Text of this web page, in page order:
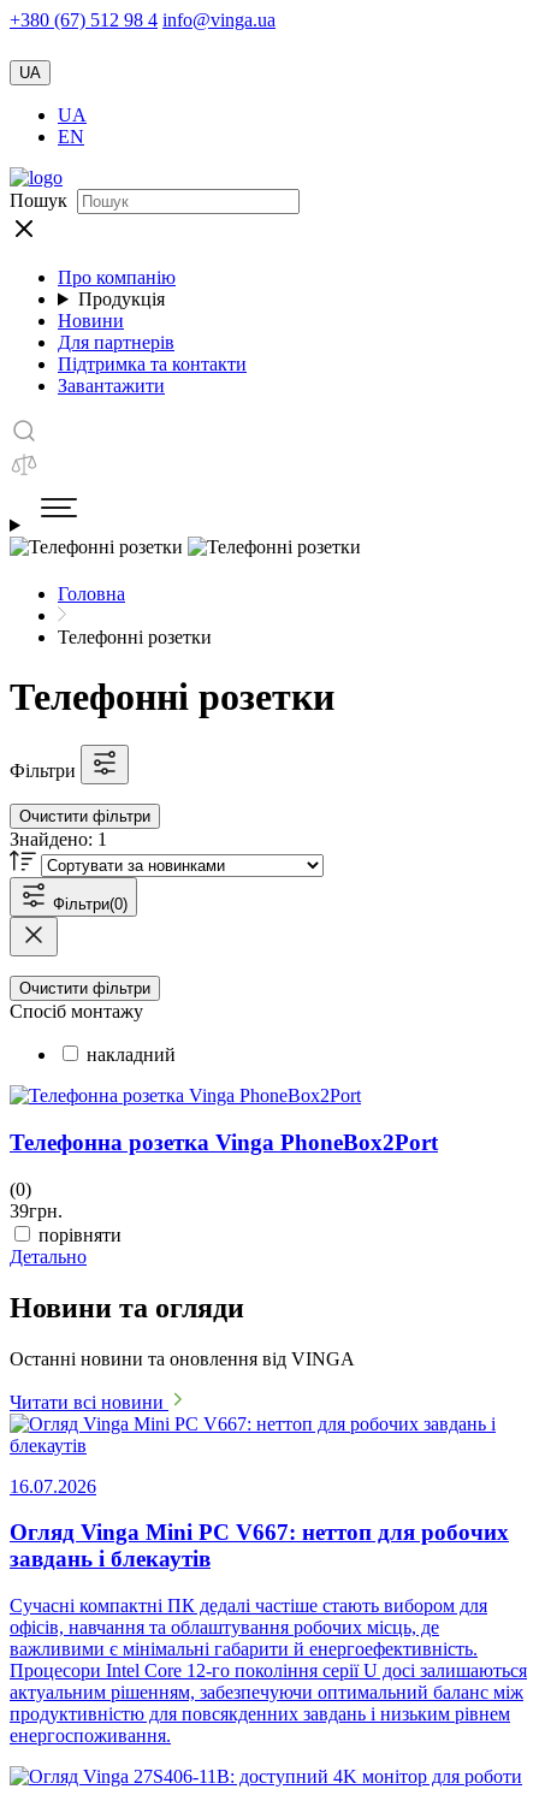
+380 (67) 512 98 4 info@vinga.ua
UA
UA
EN
Пошук
Про компанію
Продукція
Новини
Для партнерів
Підтримка та контакти
Завантажити
Головна
Телефонні розетки
Телефонні розетки
Фільтри
Очистити фільтри
Знайдено: 1
Фільтри(0)
Очистити фільтри
Спосіб монтажу
накладний
Телефонна розетка Vinga PhoneBox2Port
(0)
39грн.
порівняти
Детально
Новини та огляди
Останні новини та оновлення від VINGA
Читати всі новини
16.07.2026
Огляд Vinga Mini PC V667: неттоп для робочих
завдань і блекаутів
Сучасні компактні ПК дедалі частіше стають вибором для
офісів, навчання та облаштування робочих місць, де
важливими є мінімальні габарити й енергоефективність.
Процесори Intel Core 12-го покоління серії U досі залишаються
актуальним рішенням, забезпечуючи оптимальний баланс між
продуктивністю для повсякденних завдань і низьким рівнем
енергоспоживання.